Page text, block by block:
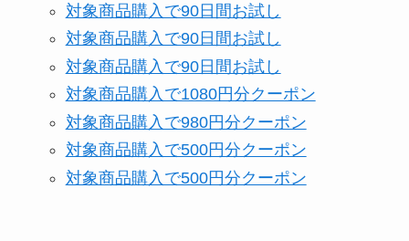
対象商品購入で90日間お試し
対象商品購入で90日間お試し
対象商品購入で90日間お試し
対象商品購入で1080円分クーポン
対象商品購入で980円分クーポン
対象商品購入で500円分クーポン
対象商品購入で500円分クーポン